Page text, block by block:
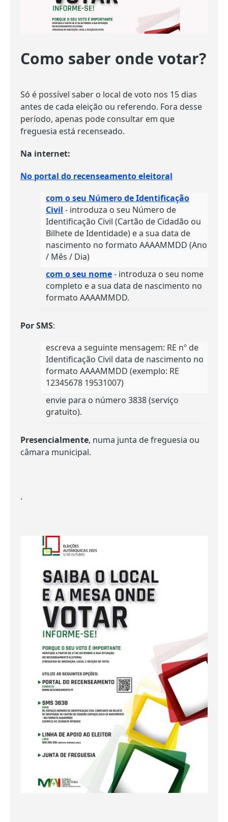
CANÍDEOS
ATESTADOS
VENDA AMBULANTE
EMPREGO (GIP)
APOIO AOS DESEMPREGADOS
OFERTAS DE EMPREGO
CONTACTO E HORÁRIO GIP
Como saber onde votar?
Só é possível saber o local de voto nos 15 dias
antes de cada eleição ou referendo. Fora desse
período, apenas pode consultar em que
freguesia está recenseado.
Na internet:
No portal do recenseamento eleitoral
com o seu Número de Identificação
Civil - introduza o seu Número de
Identificação Civil (Cartão de Cidadão ou
Bilhete de Identidade) e a sua data de
nascimento no formato AAAAMMDD (Ano
/ Mês / Dia)
com o seu nome- introduza o seu nome
completo e a sua data de nascimento no
formato AAAAMMDD.
Por SMS:
escreva a seguinte mensagem: RE nº de
Identificação Civil data de nascimento no
formato AAAAMMDD (exemplo: RE
12345678 19531007)
envie para o número 3838 (serviço
gratuito).
Presencialmente, numa junta de freguesia ou
câmara municipal.
.